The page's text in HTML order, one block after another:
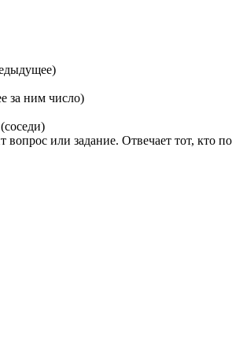
за ним число)
или задание. Отвечает тот, кто